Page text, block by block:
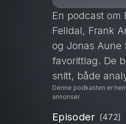
En podcast om
Felldal, Frank
og Jonas Aune
favorittlag. De
snitt, både
kamp blir
Nå er også
Denne podkasten er
annonser.
Episoder (472)